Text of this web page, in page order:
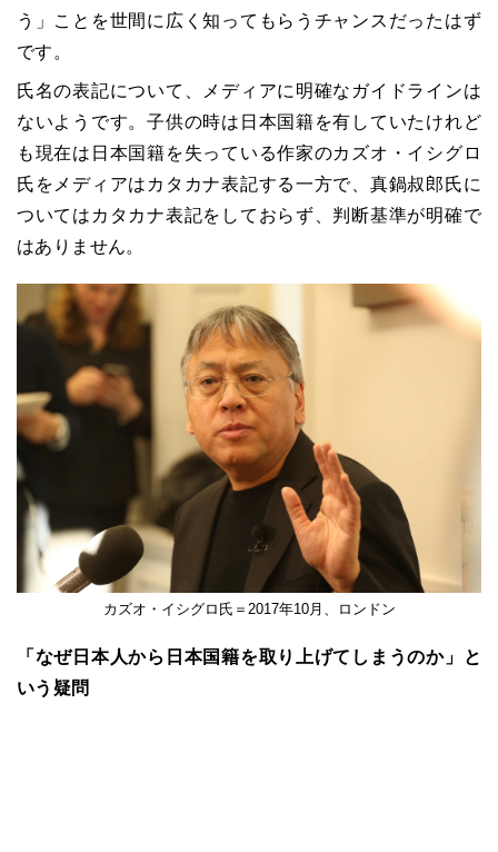
う」ことを世間に広く知ってもらうチャンスだったはず
です。
氏名の表記について、メディアに明確なガイドラインは
ないようです。子供の時は日本国籍を有していたけれど
も現在は日本国籍を失っている作家のカズオ・イシグロ
氏をメディアはカタカナ表記する一方で、真鍋叔郎氏に
ついてはカタカナ表記をしておらず、判断基準が明確で
はありません。
カズオ・イシグロ氏＝2017年10月、ロンドン
「なぜ日本人から日本国籍を取り上げてしまうのか」と
いう疑問